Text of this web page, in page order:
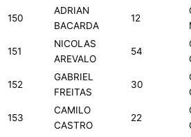
150
ADRIAN
BACARDA
12
151
NICOLAS
AREVALO
54
152
GABRIEL
FREITAS
30
153
CAMILO
CASTRO
22